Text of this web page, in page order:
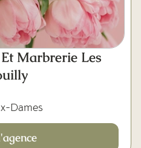
Marbrerie Les
Dames